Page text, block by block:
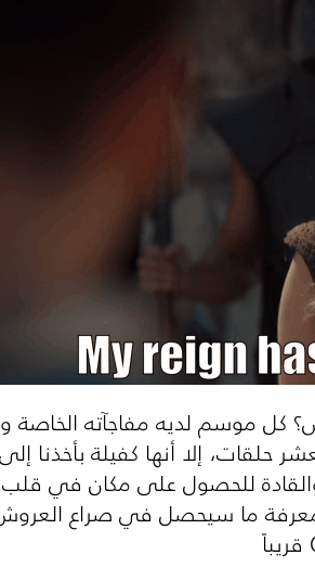
موسم لديه مفاجآته الخاصة
إلا أنها كفيلة بأخذنا
للحصول على مكان في
ما سيحصل في صراع العروش